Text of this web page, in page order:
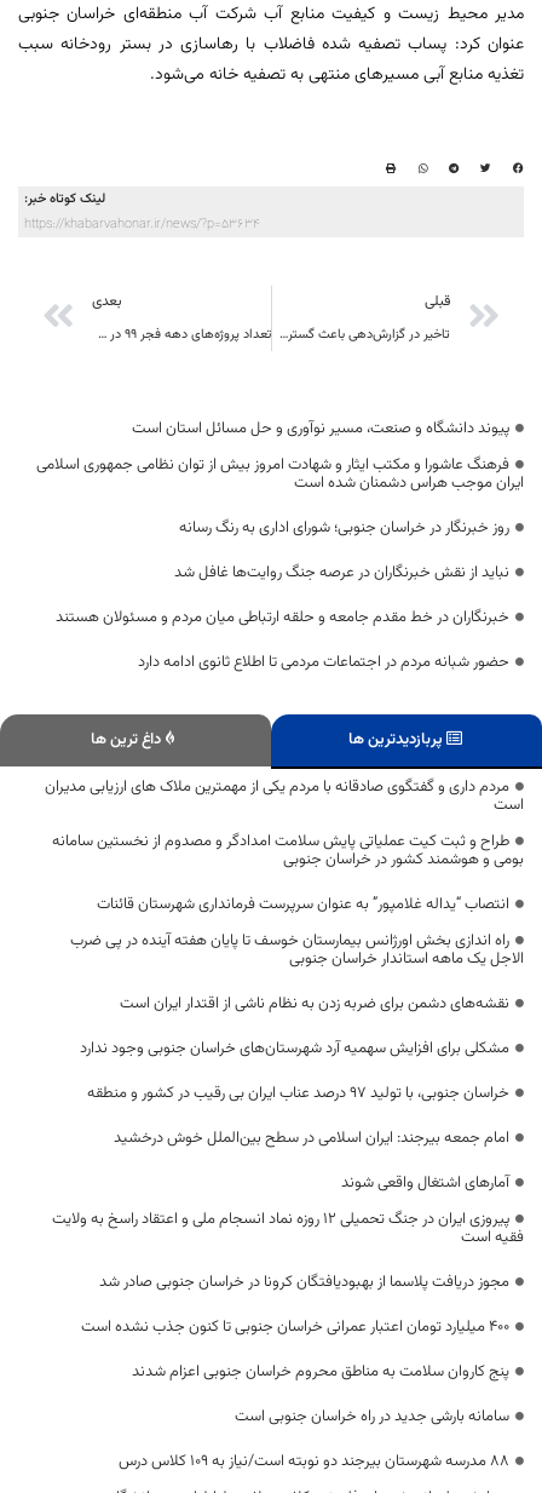
مدیر محیط زیست و کیفیت منابع آب شرکت آب منطقه‌ای خراسان جنوبی
عنوان کرد: پساب تصفیه شده فاضلاب با رهاسازی در بستر رودخانه سبب
تغذیه منابع آبی مسیرهای منتهی به تصفیه خانه می‌شود.
لینک کوتاه خبر:
https://khabarvahonar.ir/news/?p=53634
قبلی
تاخیر در گزارش‌دهی باعث گسترش آنفلوانزای پرندگان در خراسان جنوبی شد
بعدی
تعداد پروژه‌های دهه فجر ۹۹ در خراسان جنوبی افزایش یافت
پیوند دانشگاه و صنعت، مسیر نوآوری و حل مسائل استان است
فرهنگ عاشورا و مکتب ایثار و شهادت امروز بیش از توان نظامی جمهوری اسلامی
ایران موجب هراس دشمنان شده است
روز خبرنگار در خراسان جنوبی؛ شورای اداری به رنگ رسانه
نباید از نقش خبرنگاران در عرصه جنگ روایت‌ها غافل شد
خبرنگاران در خط مقدم جامعه و حلقه ارتباطی میان مردم و مسئولان هستند
حضور شبانه مردم در اجتماعات مردمی تا اطلاع ثانوی ادامه دارد
پربازدیدترین ها
داغ ترین ها
مردم داری و گفتگوی صادقانه با مردم یکی از مهمترین ملاک های ارزیابی مدیران
است
طراح و ثبت کیت عملیاتی پایش سلامت امدادگر و مصدوم از نخستین سامانه
بومی و هوشمند کشور در خراسان جنوبی
انتصاب “یداله غلامپور” به عنوان سرپرست فرمانداری شهرستان قائنات
راه اندازی بخش اورژانس بیمارستان خوسف تا پایان هفته آینده در پی ضرب
الاجل یک ماهه استاندار خراسان جنوبی
نقشه‌های دشمن برای ضربه زدن به نظام ناشی از اقتدار ایران است
مشکلی برای افزایش سهمیه آرد شهرستان‌های خراسان جنوبی وجود ندارد
خراسان جنوبی، با تولید 97 درصد عناب ایران بی رقیب در کشور و منطقه
امام جمعه بیرجند: ایران اسلامی در سطح بین‌الملل خوش درخشید
آمارهای اشتغال واقعی شوند
پیروزی‌ ایران در جنگ‌ تحمیلی ۱۲ روزه نماد انسجام ملی و اعتقاد راسخ به ولایت
فقیه است
مجوز دریافت پلاسما از بهبودیافتگان کرونا در خراسان جنوبی صادر شد
۴۰۰ میلیارد تومان اعتبار عمرانی خراسان جنوبی تا کنون جذب نشده است
پنج کاروان سلامت به مناطق محروم خراسان جنوبی اعزام شدند
سامانه بارشی جدید در راه خراسان جنوبی است
۸۸ مدرسه شهرستان بیرجند دو نوبته است/نیاز به ۱۰۹ کلاس درس